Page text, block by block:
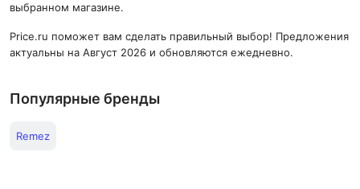
выбранном магазине.
Price.ru поможет вам сделать правильный выбор! Предложения
актуальны на Август 2026 и обновляются ежедневно.
Популярные бренды
Remez